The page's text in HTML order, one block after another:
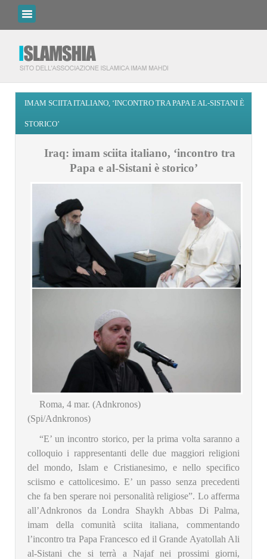
IMAM SCIITA ITALIANO, ‘INCONTRO TRA PAPA E AL-SISTANI È
STORICO’
Iraq: imam sciita italiano, ‘incontro tra
Papa e al-Sistani è storico’
Roma, 4 mar. (Adnkronos)
(Spi/Adnkronos)
“E’ un incontro storico, per la prima volta saranno a
colloquio i rappresentanti delle due maggiori religioni
del mondo, Islam e Cristianesimo, e nello specifico
sciismo e cattolicesimo. E’ un passo senza precedenti
che fa ben sperare noi personalità religiose”. Lo afferma
all’Adnkronos da Londra Shaykh Abbas Di Palma,
imam della comunità sciita italiana, commentando
l’incontro tra Papa Francesco ed il Grande Ayatollah Ali
al-Sistani che si terrà a Najaf nei prossimi giorni,